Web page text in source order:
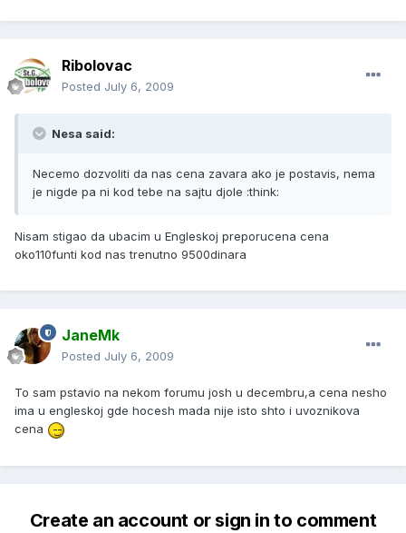
Ribolovac
Posted July 6, 2009
Nesa said:
Necemo dozvoliti da nas cena zavara ako je postavis, nema
je nigde pa ni kod tebe na sajtu djole :think:
Nisam stigao da ubacim u Engleskoj preporucena cena
oko110funti kod nas trenutno 9500dinara
JaneMk
Posted July 6, 2009
To sam pstavio na nekom forumu josh u decembru,a cena nesho
ima u engleskoj gde hocesh mada nije isto shto i uvoznikova
cena
Create an account or sign in to comment